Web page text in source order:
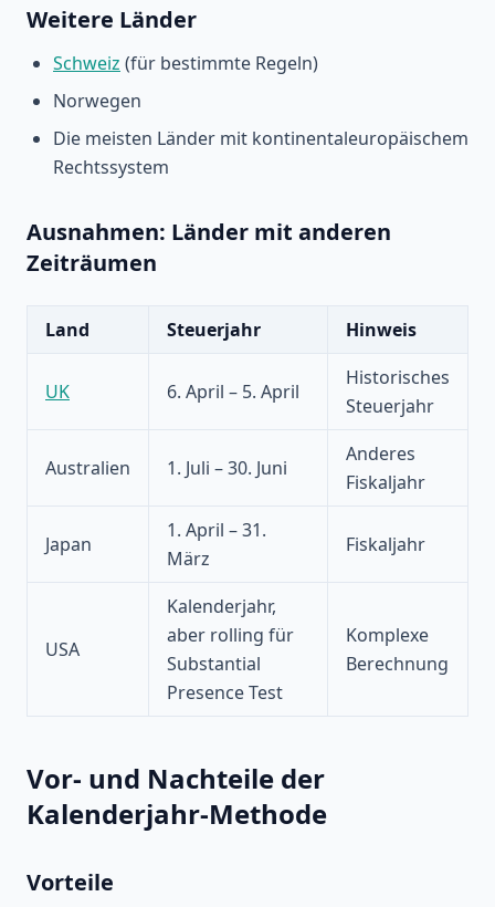
Weitere Länder
Schweiz (für bestimmte Regeln)
Norwegen
Die meisten Länder mit kontinentaleuropäischem
Rechtssystem
Ausnahmen: Länder mit anderen
Zeiträumen
Land Steuerjahr Hinweis
UK 6. April – 5. April
Historisches
Steuerjahr
Australien 1. Juli – 30. Juni
Anderes
Fiskaljahr
Japan
1. April – 31.
März
Fiskaljahr
USA
Kalenderjahr,
aber rolling für
Substantial
Presence Test
Komplexe
Berechnung
Vor- und Nachteile der
Kalenderjahr-Methode
Vorteile